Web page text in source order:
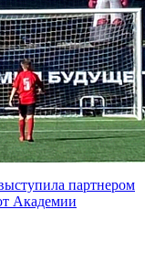
партнером
Академии